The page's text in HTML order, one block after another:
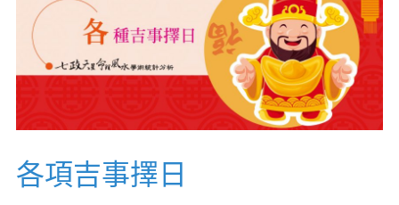
各項吉事擇日